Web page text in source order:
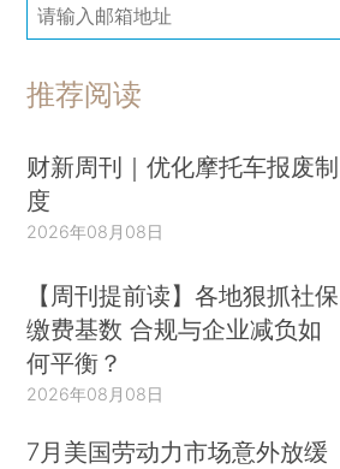
推荐阅读
财新周刊｜优化摩托车报废制
度
2026年08月08日
【周刊提前读】各地狠抓社保
缴费基数 合规与企业减负如
何平衡？
2026年08月08日
7月美国劳动力市场意外放缓